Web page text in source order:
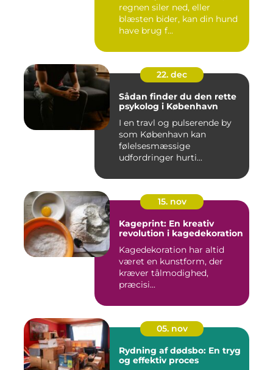
regnen siler ned, eller
blæsten bider, kan din hund
have brug f...
22. dec
Sådan finder du den rette
psykolog i København
I en travl og pulserende by
som København kan
følelsesmæssige
udfordringer hurti...
15. nov
Kageprint: En kreativ
revolution i kagedekoration
Kagedekoration har altid
været en kunstform, der
kræver tålmodighed,
præcisi...
05. nov
Rydning af dødsbo: En tryg
og effektiv proces